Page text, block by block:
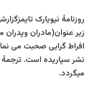
روزنامۀ نیویارک
زیر عنوان(مادران
نشر سپاریده است.
میگردد.